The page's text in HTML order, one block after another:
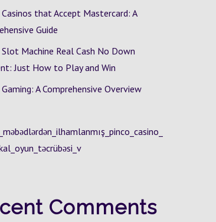
that Accept Mastercard: A
Guide
Machine Real Cash No Down
Just How to Play and Win
A Comprehensive Overview
Comments